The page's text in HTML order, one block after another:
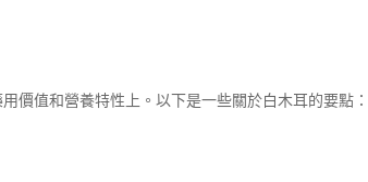
價值和營養特性上。以下是一些關於白木耳的要點：